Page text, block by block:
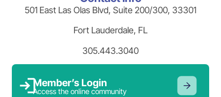
501 East Las Olas Blvd, Suite 200/300, 33301
Fort Lauderdale, FL
305.443.3040
Member’s Login
Access the online community